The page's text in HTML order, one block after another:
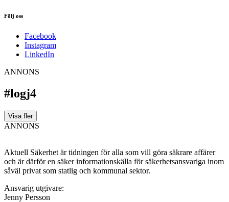
Följ oss
Facebook
Instagram
LinkedIn
ANNONS
#logj4
Visa fler
ANNONS
Aktuell Säkerhet är tidningen för alla som vill göra säkrare affärer
och är därför en säker informationskälla för säkerhets­ansvariga inom
såväl privat som statlig och kommunal sektor.
Ansvarig utgivare:
Jenny Persson